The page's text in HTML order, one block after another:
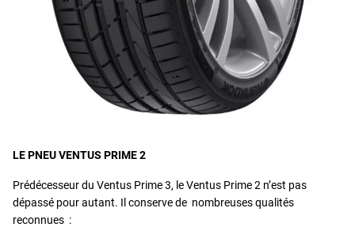
LE PNEU VENTUS PRIME 2
Prédécesseur du Ventus Prime 3, le Ventus Prime 2 n’est pas
dépassé pour autant. Il conserve de nombreuses qualités
reconnues :